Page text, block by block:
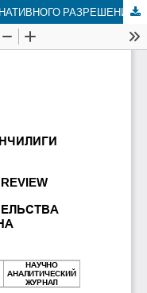
РАЗВИТИЕ МЕХАНИЗМОВ АЛЬТЕРНАТИВНОГО РАЗРЕШЕНИЯ СПОРОВ НА МЕЖДУНАРОДНОЙ И НАЦИОНАЛЬНОЙ АРЕНЕ